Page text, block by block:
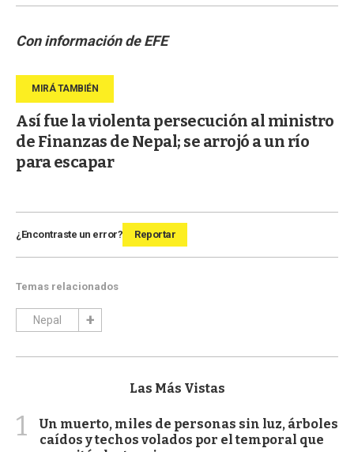
Con información de EFE
Así fue la violenta persecución al ministro
de Finanzas de Nepal; se arrojó a un río
para escapar
¿Encontraste un error? Reportar
Temas relacionados
Nepal
Las Más Vistas
1
Un muerto, miles de personas sin luz, árboles
caídos y techos volados por el temporal que